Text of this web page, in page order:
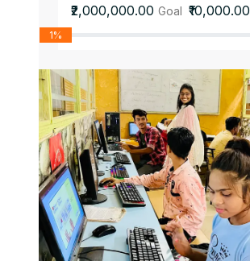
₹2,000,000.00 Goal ₹10,000.00
1%